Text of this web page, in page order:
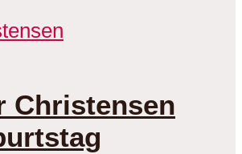
Christensen